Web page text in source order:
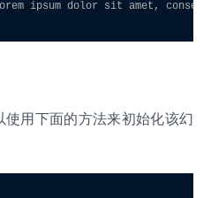
ipsum dolor sit amet,
用下面的方法来初始化该幻